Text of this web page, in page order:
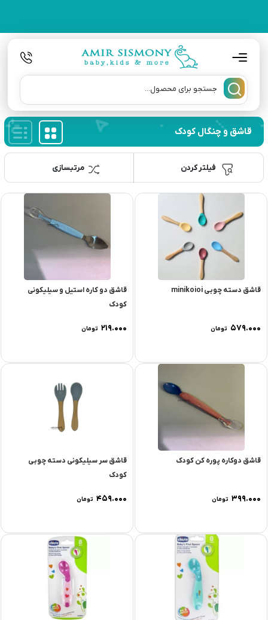
قاشق و چنگال کودک
مرتبسازی فیلتر کردن
قاشق دسته چوبى minikoioi
۵۷۹.۰۰۰ تومان
قاشق دو کاره استیل و سیلیکونی
کودک
۲۱۹.۰۰۰ تومان
قاشق دوکاره پوره کن کودک
۳۹۹.۰۰۰ تومان
قاشق سر سیلیکونی دسته چوبی
کودک
۴۵۹.۰۰۰ تومان